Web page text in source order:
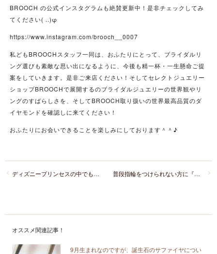
BROOCH の公式インスタグラムも絶賛更新中！是非チェックしてみ
てください( ..)φ
https://www.instagram.com/brooch__0007
私どもBROOCHスタッフ一同は、おふたりにとって、ブライダルリ
ング選びも素敵な思い出になるように、今後も精一杯・一生懸命ご提
案をしていきます。是非ご来店ください！そしてセレクトジュエリー
ショップBROOCHで展開するのブライダルジュエリーの世界観やリ
ングのすばらしさを、そしてBROOCH取り扱いの世界最高品質のダ
イヤモンドを確認しに来てください！
おふたりにお会いできることを楽しみにしております＾＾♪
普段指輪をつけられない方に『リングコネクター付きチェーン』がオススメ！！！
ディズニープリンセスの中でも大人気な「美女と野獣」
オススメ関連記事！
9月生まれなのですが、誕生石のサファイヤについ